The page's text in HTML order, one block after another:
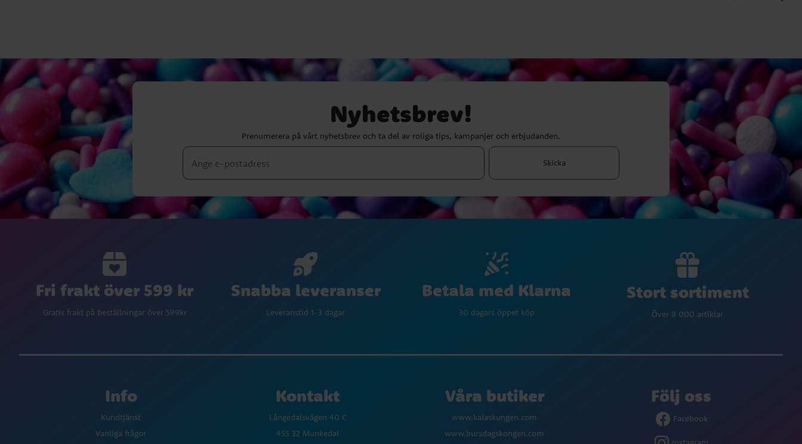
Nyhetsbrev!
Prenumerera på vårt nyhetsbrev och ta del av roliga tips, kampanjer och erbjudanden.
Skicka
Fri frakt över 599 kr
Gratis frakt på beställningar över 599kr
Snabba leveranser
Leveranstid 1-3 dagar
Betala med Klarna
30 dagars öppet köp
Stort sortiment
Över 9 000 artiklar
Info
Kundtjänst
Vanliga frågor
Kontakt
Långedalsvägen 40 C
455 32 Munkedal
Våra butiker
www.kalaskungen.com
www.bursdagskongen.com
Följ oss
Facebook